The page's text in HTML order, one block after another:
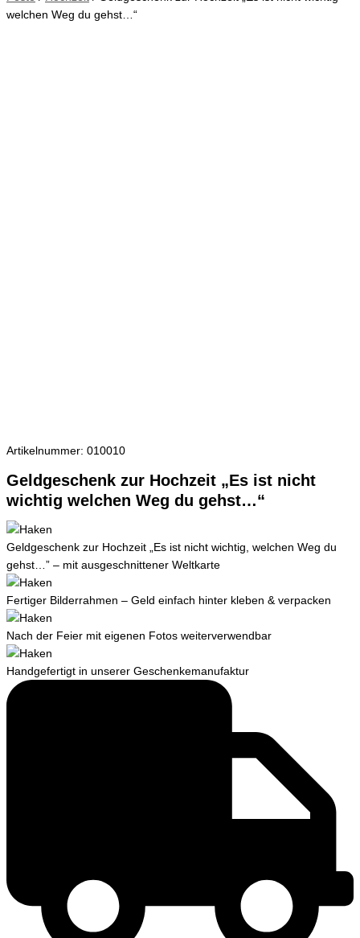
welchen Weg du gehst…“
Artikelnummer: 010010
Geldgeschenk zur Hochzeit „Es ist nicht
wichtig welchen Weg du gehst…“
Geldgeschenk zur Hochzeit „Es ist nicht wichtig, welchen Weg du
gehst…” – mit ausgeschnittener Weltkarte
Fertiger Bilderrahmen – Geld einfach hinter kleben & verpacken
Nach der Feier mit eigenen Fotos weiterverwendbar
Handgefertigt in unserer Geschenkemanufaktur